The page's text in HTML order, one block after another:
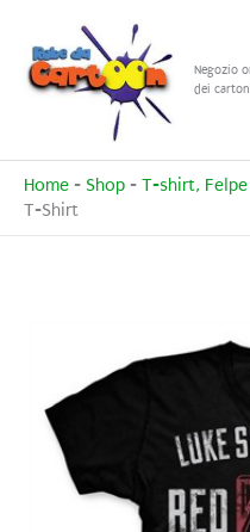
contenuto
Negozio
dei
Home - Shop - T-shirt,
T-Shirt